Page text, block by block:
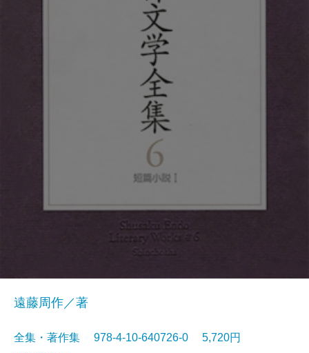
遠藤周作／著
全集・著作集 978-4-10-640726-0 5,720円